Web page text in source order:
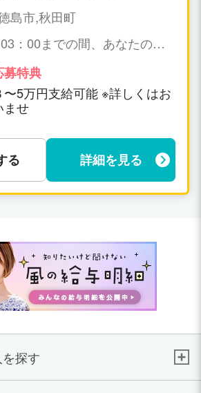
島市,秋田町
：00までの間、あなたの可
、規定はありません。
募特典
〜5万円支給可能 ※詳しくはお
ませ
る 詳細を見る
探す